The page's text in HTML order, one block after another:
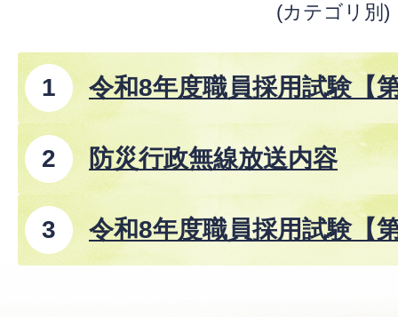
(カテゴリ別)
令和8年度職員採用試験【
防災行政無線放送内容
令和8年度職員採用試験【